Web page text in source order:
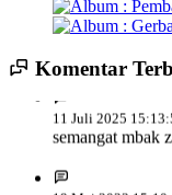
Sumber Hayati dan
Kronologi Erupsi
Takjil Kepada Para
Waktu
Lokasi
Koordinator
Tahun 2024
Waktu
Koordinator
Komentar
14 Juli 2025
terima kasih pak
semangat mbak
19 Mei 2023